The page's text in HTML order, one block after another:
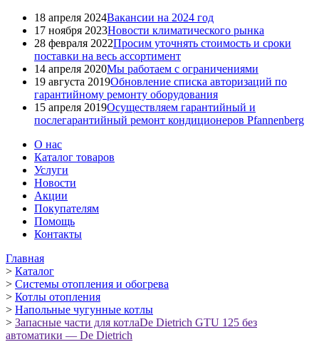
18 апреля 2024Вакансии на 2024 год
17 ноября 2023Новости климатического рынка
28 февраля 2022Просим уточнять стоимость и сроки
поставки на весь ассортимент
14 апреля 2020Мы работаем с ограничениями
19 августа 2019Обновление списка авторизаций по
гарантийному ремонту оборудования
15 апреля 2019Осуществляем гарантийный и
послегарантийный ремонт кондиционеров Pfannenberg
О нас
Каталог товаров
Услуги
Новости
Акции
Покупателям
Помощь
Контакты
Главная
> Каталог
> Системы отопления и обогрева
> Котлы отопления
> Напольные чугунные котлы
> Запасные части для котлаDe Dietrich GTU 125 без
автоматики — De Dietrich